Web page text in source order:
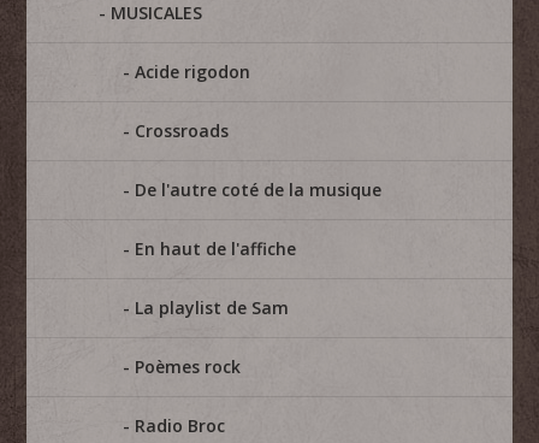
MUSICALES
Acide rigodon
Crossroads
De l'autre coté de la musique
En haut de l'affiche
La playlist de Sam
Poèmes rock
Radio Broc